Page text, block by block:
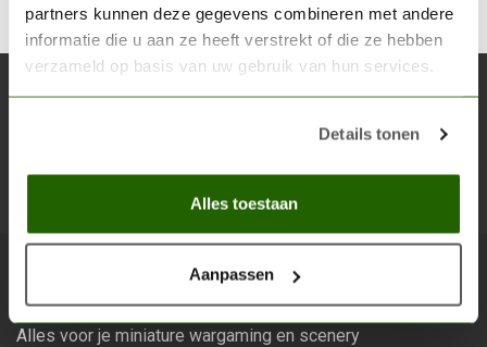
partners kunnen deze gegevens combineren met andere
informatie die u aan ze heeft verstrekt of die ze hebben
verzameld op basis van uw gebruik van hun services.
Details tonen
Alles toestaan
Aanpassen
Abonneer je op onze nieuwsbrief
Blijf op de hoogte over onze laatste acties
Scenery Workshop BV
Alles voor je miniature wargaming en scenery